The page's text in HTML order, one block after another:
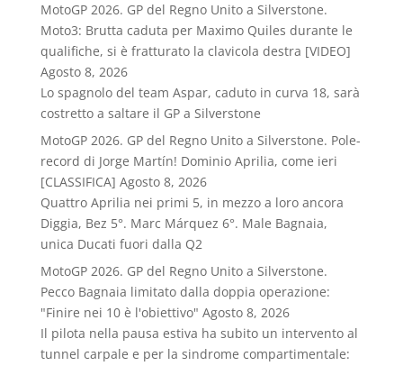
MotoGP 2026. GP del Regno Unito a Silverstone.
Moto3: Brutta caduta per Maximo Quiles durante le
qualifiche, si è fratturato la clavicola destra [VIDEO]
Agosto 8, 2026
Lo spagnolo del team Aspar, caduto in curva 18, sarà
costretto a saltare il GP a Silverstone
MotoGP 2026. GP del Regno Unito a Silverstone. Pole-
record di Jorge Martín! Dominio Aprilia, come ieri
[CLASSIFICA] Agosto 8, 2026
Quattro Aprilia nei primi 5, in mezzo a loro ancora
Diggia, Bez 5°. Marc Márquez 6°. Male Bagnaia,
unica Ducati fuori dalla Q2
MotoGP 2026. GP del Regno Unito a Silverstone.
Pecco Bagnaia limitato dalla doppia operazione:
"Finire nei 10 è l'obiettivo" Agosto 8, 2026
Il pilota nella pausa estiva ha subito un intervento al
tunnel carpale e per la sindrome compartimentale: